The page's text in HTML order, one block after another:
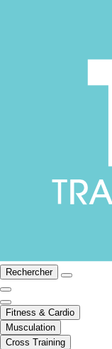
Rechercher
Fitness & Cardio
Musculation
Cross Training